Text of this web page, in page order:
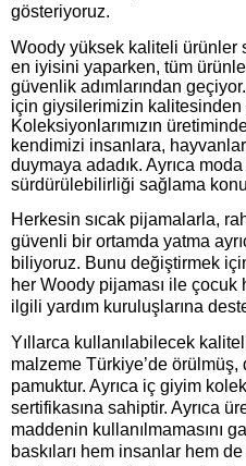
gösteriyoruz.
Woody yüksek kaliteli ürünler
en iyisini yaparken, tüm
güvenlik adımlarından
için giysilerimizin kalitesinden
Koleksiyonlarımızın
kendimizi insanlara,
duymaya adadık. Ayrıca
sürdürülebilirliği sağlama
Herkesin sıcak pijamalarla,
güvenli bir ortamda yatma
biliyoruz. Bunu değiştirmek
her Woody pijaması ile çocuk
ilgili yardım kuruluşlarına
Yıllarca kullanılabilecek
malzeme Türkiye’de
pamuktur. Ayrıca iç giyim
sertifikasına sahiptir. Ayrıca
maddenin kullanılmamasını
baskıları hem insanlar hem